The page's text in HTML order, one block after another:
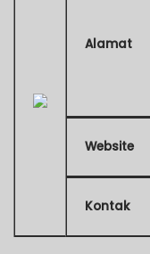
Alamat
Website
Kontak